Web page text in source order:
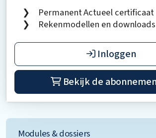
Permanent Actueel certificaat
Rekenmodellen en downloads
Inloggen
Bekijk de
Modules & dossiers